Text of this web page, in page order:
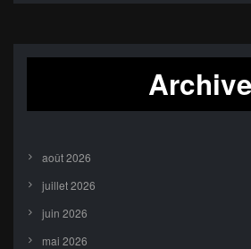
Archive
août 2026
juillet 2026
juin 2026
mai 2026